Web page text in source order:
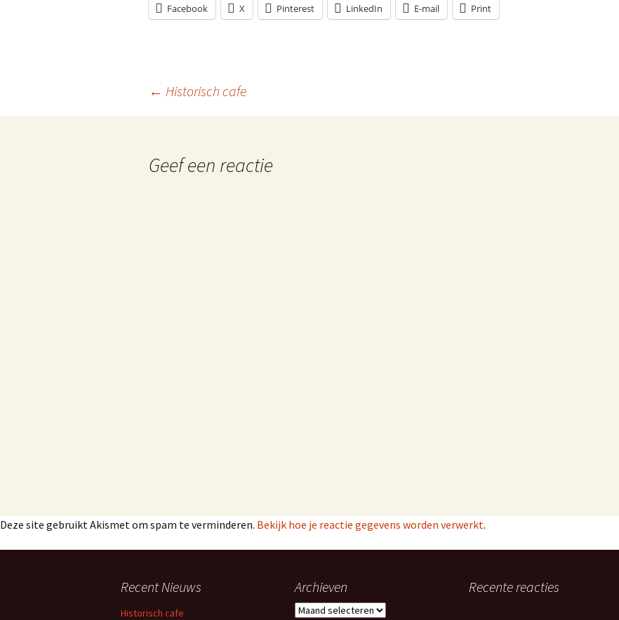
Facebook X Pinterest LinkedIn E-mail Print
Berichtnavigatie
← Historisch cafe
Geef een reactie
Deze site gebruikt Akismet om spam te verminderen. Bekijk hoe je reactie gegevens worden verwerkt.
Recent Nieuws
Historisch cafe
Archieven
A
Recente reacties